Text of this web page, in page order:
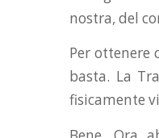
nostra, del
Per ottenere
basta. La
fisicamente